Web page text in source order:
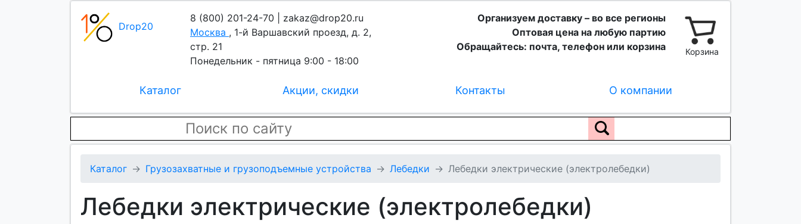
Drop20
8 (800) 201-24-70 | zakaz@drop20.ru
Москва , 1-й Варшавский проезд, д. 2,
стр. 21
Понедельник - пятница 9:00 - 18:00
Организуем доставку – во все регионы
Оптовая цена на любую партию
Обращайтесь: почта, телефон или корзина
Корзина
Каталог Акции, скидки Контакты О компании
Каталог Грузозахватные и грузоподъемные устройства Лебедки Лебедки электрические (электролебедки)
Лебедки электрические (электролебедки)